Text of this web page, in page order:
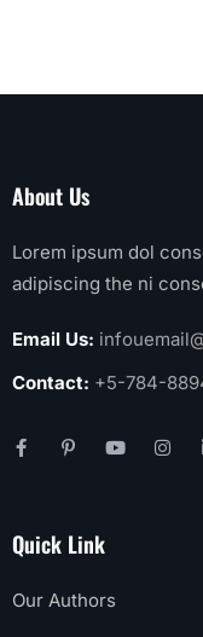
About Us
Lorem ipsum dol
adipiscing the ni
Email Us:
Contact: +5-784-
Quick Link
Our Authors